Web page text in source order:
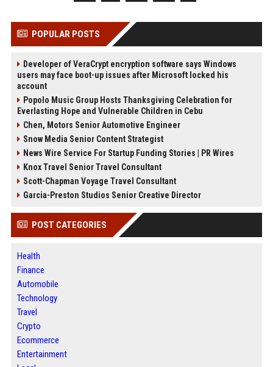
POPULAR POSTS
Developer of VeraCrypt encryption software says Windows
users may face boot-up issues after Microsoft locked his
account
Popolo Music Group Hosts Thanksgiving Celebration for
Everlasting Hope and Vulnerable Children in Cebu
Chen, Motors Senior Automotive Engineer
Snow Media Senior Content Strategist
News Wire Service For Startup Funding Stories | PR Wires
Knox Travel Senior Travel Consultant
Scott-Chapman Voyage Travel Consultant
Garcia-Preston Studios Senior Creative Director
POST CATEGORIES
Health
Finance
Automobile
Technology
Travel
Crypto
Ecommerce
Entertainment